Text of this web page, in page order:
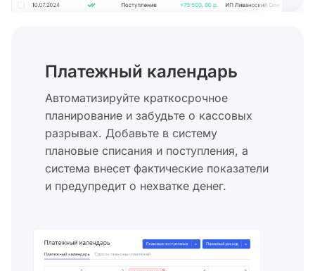
Платежный календарь
Автоматизируйте краткосрочное
планирование и забудьте о кассовых
разрывах. Добавьте в систему
плановые списания и поступления, а
система внесет фактические показатели
и предупредит о нехватке денег.